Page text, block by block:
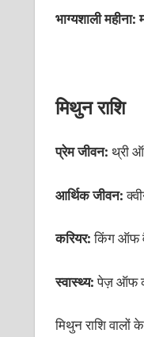
भाग्यशाली महीना:
मिथुन राशि
प्रेम जीवन: थ्री
आर्थिक जीवन:
करियर:किंग ऑफ
स्वास्थ्य:पेज़ऑफ
मिथुन राशि